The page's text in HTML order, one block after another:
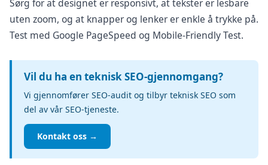
Sørg for at designet er responsivt, at tekster er lesbare
uten zoom, og at knapper og lenker er enkle å trykke på.
Test med Google PageSpeed og Mobile-Friendly Test.
Vil du ha en teknisk SEO-gjennomgang?
Vi gjennomfører SEO-audit og tilbyr teknisk SEO som
del av vår SEO-tjeneste.
Kontakt oss →